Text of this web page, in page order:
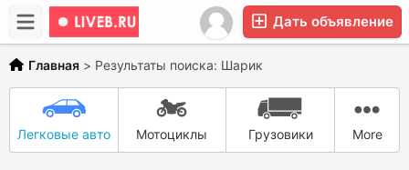
Дать объявление
Главная > Результаты поиска: Шарик
Легковые авто Мотоциклы Грузовики More